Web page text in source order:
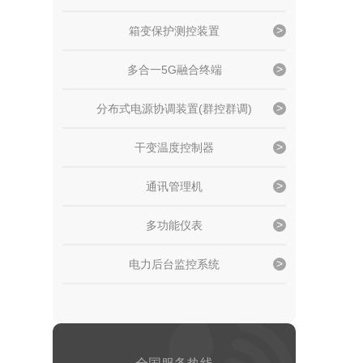
箱变保护测控装置
多合一5G融合终端
分布式电源协调装置(群控群调)
干变温度控制器
通讯管理机
多功能仪表
电力后台监控系统